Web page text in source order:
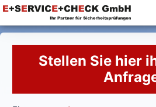
Stellen Sie hier